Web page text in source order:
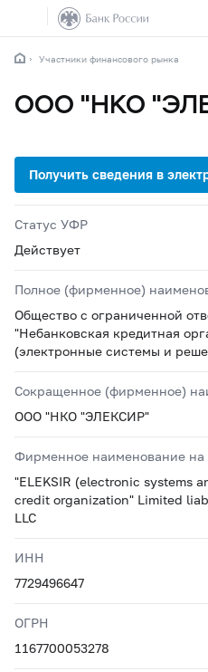
Участники финансового рынка
ООО "НКО
Статус УФР
Действует
Полное (фирменное)
Общество с ограниченной
"Небанковская кредитная
(электронные системы и
Сокращенное (фирменное)
ООО "НКО "ЭЛЕКСИР"
Фирменное наименование на
"ELEKSIR (electronic systems
credit organization" Limited
LLC
ИНН
7729496647
ОГРН
1167700053278